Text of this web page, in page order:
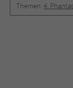
Themen: 4.